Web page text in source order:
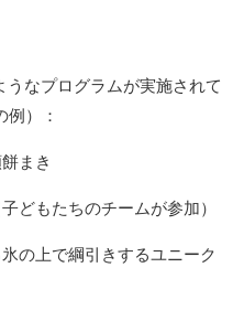
なプログラムが実施されて
例）：
まき
どもたちのチームが参加）
の上で綱引きするユニーク